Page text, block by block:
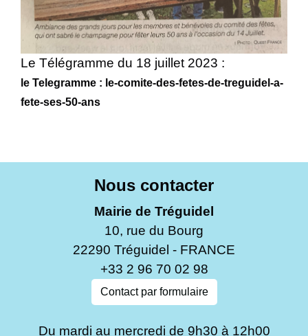
Le Télégramme du 18 juillet 2023 :
le Telegramme : le-comite-des-fetes-de-treguidel-a-
fete-ses-50-ans
Nous contacter
Mairie de Tréguidel
10, rue du Bourg
22290 Tréguidel - FRANCE
+33 2 96 70 02 98
Contact par formulaire
Du mardi au mercredi de 9h30 à 12h00